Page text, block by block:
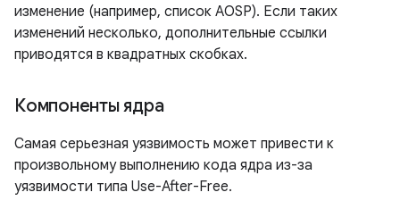
изменение (например, список AOSP). Если таких
изменений несколько, дополнительные ссылки
приводятся в квадратных скобках.
Компоненты ядра
Самая серьезная уязвимость может привести к
произвольному выполнению кода ядра из-за
уязвимости типа Use-After-Free.